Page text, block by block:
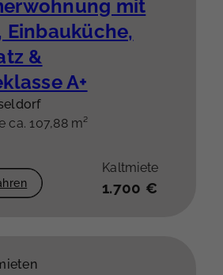
mit
Einbauküche,
&
A+
ca. 107,88 m²
Kaltmiete
1.700 €